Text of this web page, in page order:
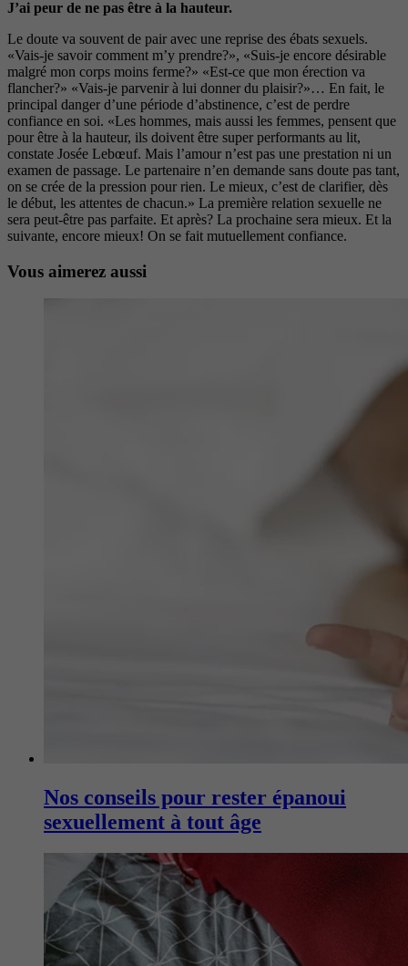
J’ai peur de ne pas être à la hauteur.
Le doute va souvent de pair avec une reprise des ébats sexuels.
«Vais-je savoir comment m’y prendre?», «Suis-je encore désirable
malgré mon corps moins ferme?» «Est-ce que mon érection va
flancher?» «Vais-je parvenir à lui donner du plaisir?»… En fait, le
principal danger d’une période d’abstinence, c’est de perdre
confiance en soi. «Les hommes, mais aussi les femmes, pensent que
pour être à la hauteur, ils doivent être super performants au lit,
constate Josée Lebœuf. Mais l’amour n’est pas une prestation ni un
examen de passage. Le partenaire n’en demande sans doute pas tant,
on se crée de la pression pour rien. Le mieux, c’est de clarifier, dès
le début, les attentes de chacun.» La première relation sexuelle ne
sera peut-être pas parfaite. Et après? La prochaine sera mieux. Et la
suivante, encore mieux! On se fait mutuellement confiance.
Vous aimerez aussi
Nos conseils pour rester épanoui
sexuellement à tout âge